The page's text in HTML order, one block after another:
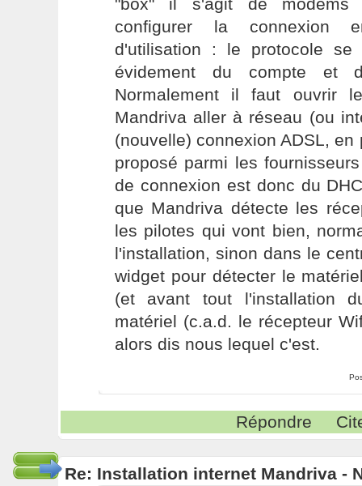
configurer la connexion
d'utilisation : le protocole
évidement du compte et
Normalement il faut ouvrir
Mandriva aller à réseau (ou
(nouvelle) connexion ADSL,
proposé parmi les
de connexion est donc du
que Mandriva détecte les
les pilotes qui vont bien,
l'installation, sinon dans le
widget pour détecter le
(et avant tout l'installation
matériel (c.a.d. le récepteur
alors dis nous lequel c'est.
Répondre
Re: Installation internet Mandriva -